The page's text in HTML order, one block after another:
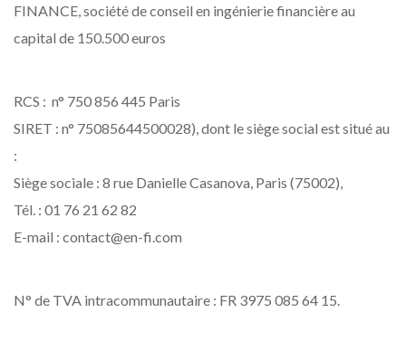
FINANCE, société de conseil en ingénierie financière au
capital de 150.500 euros
RCS : n° 750 856 445 Paris
SIRET : n° 75085644500028), dont le siège social est situé au
:
Siège sociale : 8 rue Danielle Casanova, Paris (75002),
Tél. : 01 76 21 62 82
E-mail : contact@en-fi.com
N° de TVA intracommunautaire : FR 3975 085 64 15.